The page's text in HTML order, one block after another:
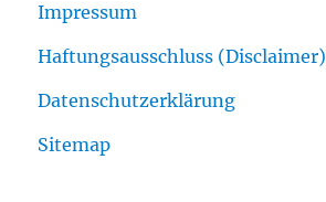
Impressum
Haftungsausschluss (Disclaimer)
Datenschutzerklärung
Sitemap